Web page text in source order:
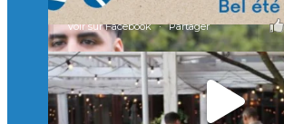
Voir sur Facebook · Partager
🚀Afterwork à Genève 🚀